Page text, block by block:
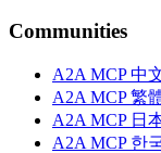
Communities
A2A MCP 中
A2A MCP 繁
A2A MCP 日
A2A MCP 한